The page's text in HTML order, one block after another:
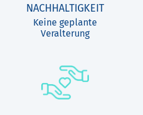
NACHHALTIGKEIT
Keine geplante
Veralterung